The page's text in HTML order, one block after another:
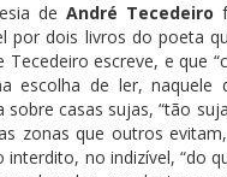
deAndré Tecedeiro
por dois livros do poeta
Tecedeiro escreve, e que
escolha de ler,
casas sujas, “tão
zonas que outros
no indizível, “do